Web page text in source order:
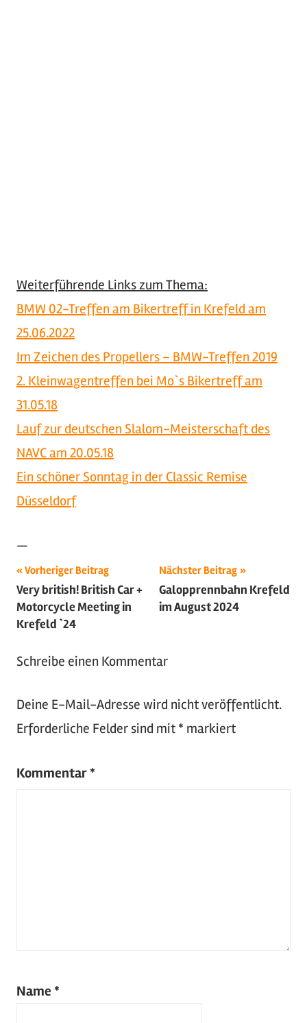
Weiterführende Links zum Thema:
BMW 02-Treffen am Bikertreff in Krefeld am
25.06.2022
Im Zeichen des Propellers – BMW-Treffen 2019
2. Kleinwagentreffen bei Mo`s Bikertreff am
31.05.18
Lauf zur deutschen Slalom-Meisterschaft des
NAVC am 20.05.18
Ein schöner Sonntag in der Classic Remise
Düsseldorf
—
Schlagwörter:
2024,
Motorsport,
Oldtimer
Tuning,
Beitragsnavigation
Vorheriger Beitrag
Very british! British Car +
Motorcycle Meeting in
Krefeld `24
Nächster Beitrag
Galopprennbahn Krefeld
im August 2024
Schreibe einen Kommentar
Deine E-Mail-Adresse wird nicht veröffentlicht.
Erforderliche Felder sind mit * markiert
Kommentar *
Name *